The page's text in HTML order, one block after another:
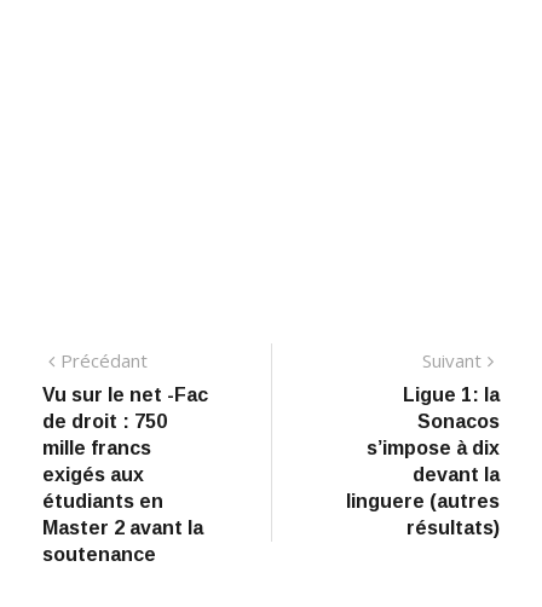
Navigation
de
l’article
PrécédantPrécédant:
Vu sur le net -Fac
de droit : 750
mille francs
exigés aux
étudiants en
Master 2 avant la
soutenance
Suivant
Ligue 1: la
Sonacos
s’impose à dix
devant la
linguere (autres
résultats)